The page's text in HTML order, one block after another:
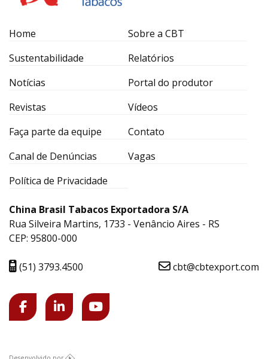
Home
Sobre a CBT
Sustentabilidade
Relatórios
Notícias
Portal do produtor
Revistas
Vídeos
Faça parte da equipe
Contato
Canal de Denúncias
Vagas
Política de Privacidade
China Brasil Tabacos Exportadora S/A
Rua Silveira Martins, 1733 - Venâncio Aires - RS
CEP: 95800-000
(51) 3793.4500 cbt@cbtexport.com